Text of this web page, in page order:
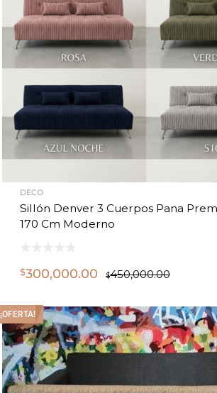
DECO
Sillón Denver 3 Cuerpos Pana
170 Cm Moderno
$450,000.00
$300,000.00
¡OFERTA!